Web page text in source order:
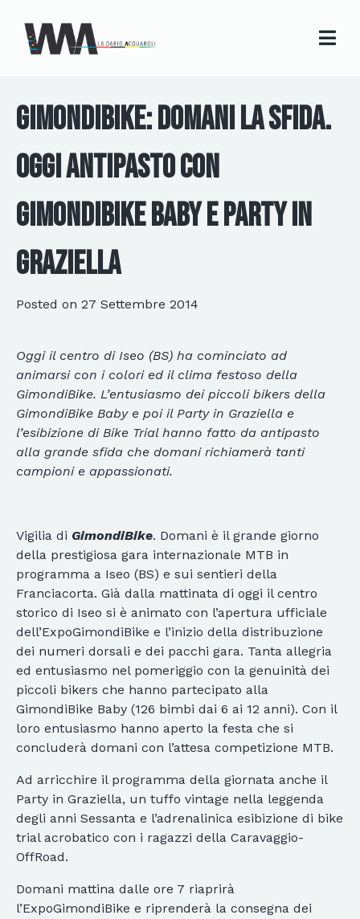
GimondiBike: Domani la sfida.
Oggi antipasto con
GimondiBike Baby e Party in
Graziella
Posted on 27 Settembre 2014
Oggi il centro di Iseo (BS) ha cominciato ad
animarsi con i colori ed il clima festoso della
GimondiBike. L’entusiasmo dei piccoli bikers della
GimondiBike Baby e poi il Party in Graziella e
l’esibizione di Bike Trial hanno fatto da antipasto
alla grande sfida che domani richiamerà tanti
campioni e appassionati.
Vigilia di GimondiBike. Domani è il grande giorno
della prestigiosa gara internazionale MTB in
programma a Iseo (BS) e sui sentieri della
Franciacorta. Già dalla mattinata di oggi il centro
storico di Iseo si è animato con l’apertura ufficiale
dell’ExpoGimondiBike e l’inizio della distribuzione
dei numeri dorsali e dei pacchi gara. Tanta allegria
ed entusiasmo nel pomeriggio con la genuinità dei
piccoli bikers che hanno partecipato alla
GimondiBike Baby (126 bimbi dai 6 ai 12 anni). Con il
loro entusiasmo hanno aperto la festa che si
concluderà domani con l’attesa competizione MTB.
Ad arricchire il programma della giornata anche il
Party in Graziella, un tuffo vintage nella leggenda
degli anni Sessanta e l’adrenalinica esibizione di bike
trial acrobatico con i ragazzi della Caravaggio-
OffRoad.
Domani mattina dalle ore 7 riaprirà
l’ExpoGimondiBike e riprenderà la consegna dei